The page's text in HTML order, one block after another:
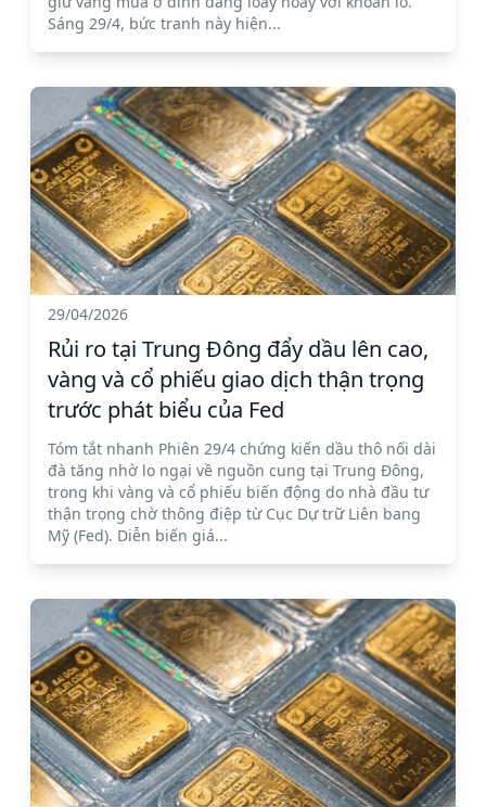
Sáng 29/4, bức tranh này hiện...
29/04/2026
Rủi ro tại Trung Đông đẩy dầu lên cao,
vàng và cổ phiếu giao dịch thận trọng
trước phát biểu của Fed
Tóm tắt nhanh Phiên 29/4 chứng kiến dầu thô nối dài
đà tăng nhờ lo ngại về nguồn cung tại Trung Đông,
trong khi vàng và cổ phiếu biến động do nhà đầu tư
thận trọng chờ thông điệp từ Cục Dự trữ Liên bang
Mỹ (Fed). Diễn biến giá...